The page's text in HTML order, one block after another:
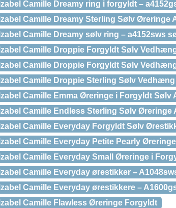
Izabel Camille Dreamy ring i forgyldt –
Izabel Camille Dreamy Sterling Sølv Øreringe
Izabel Camille Dreamy sølv ring – a4152sws
Izabel Camille Droppie Forgyldt Sølv
Izabel Camille Droppie Forgyldt Sølv
Izabel Camille Droppie Sterling Sølv
Izabel Camille Emma Øreringe i Forgyldt Sølv
Izabel Camille Endless Sterling Sølv Øreringe
Izabel Camille Everyday Forgyldt Sølv
Izabel Camille Everyday Petite Pearly
Izabel Camille Everyday Small Øreringe i
Izabel Camille Everyday ørestikker –
Izabel Camille Everyday ørestikkere –
Izabel Camille Flawless Øreringe Forgyldt